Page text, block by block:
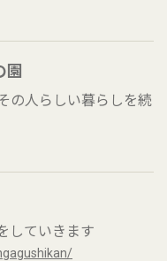
園
の人らしい暮らしを続
していきます